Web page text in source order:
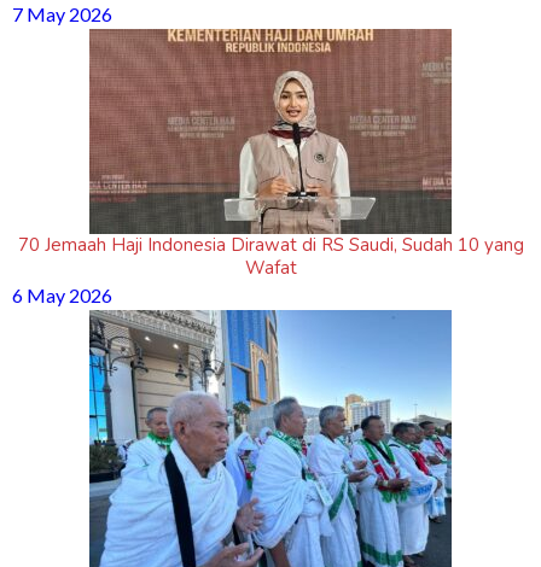
7 May 2026
70 Jemaah Haji Indonesia Dirawat di RS Saudi, Sudah 10 yang
Wafat
6 May 2026